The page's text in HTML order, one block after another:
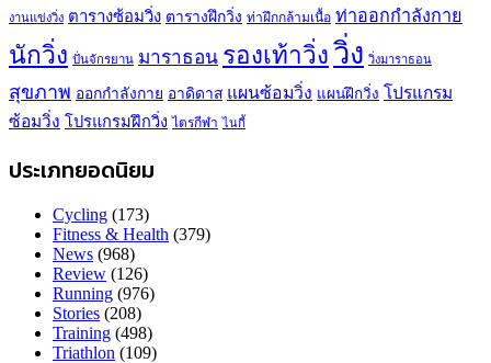
งานแข่งวิ่ง ตารางซ้อมวิ่ง ตารางฝึกวิ่ง ท่าฝึกกล้ามเนื้อ ท่าออกกำลังกาย
นักวิ่ง ปั่นจักรยาน มาราธอน รองเท้าวิ่ง วิ่ง วิ่งมาราธอน
สุขภาพ ออกกำลังกาย อาดิดาส แผนซ้อมวิ่ง แผนฝึกวิ่ง โปรแกรม
ซ้อมวิ่ง โปรแกรมฝึกวิ่ง ไตรกีฬา ไนกี้
ประเภทยอดนิยม
Cycling (173)
Fitness & Health (379)
News (968)
Review (126)
Running (976)
Stories (208)
Training (498)
Triathlon (109)